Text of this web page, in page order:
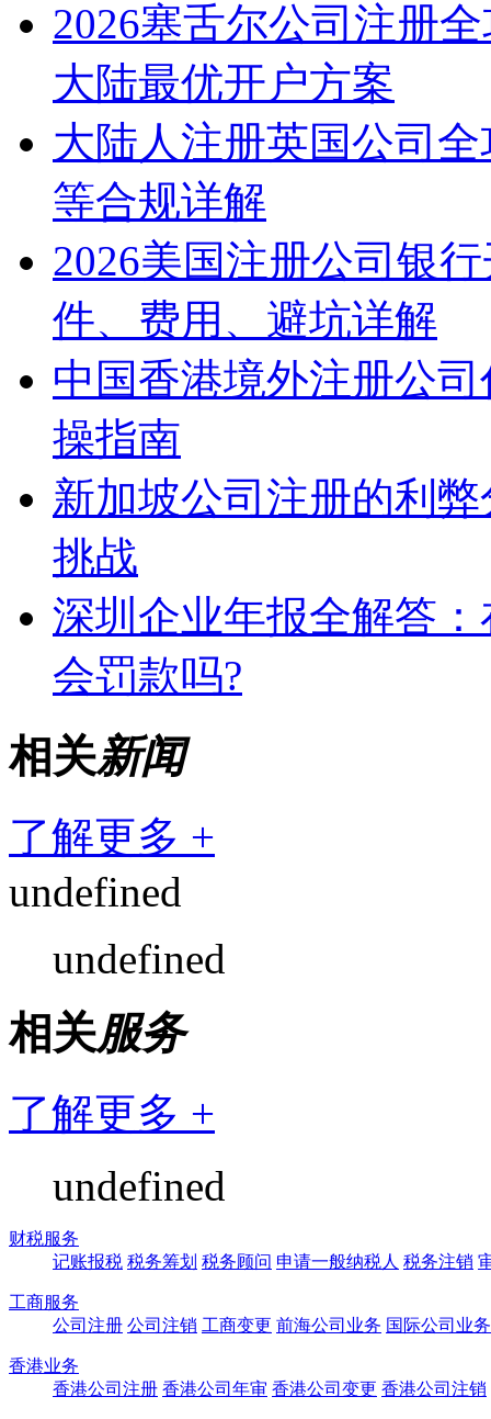
2026塞舌尔公司注册
大陆最优开户方案
大陆人注册英国公司
等合规详解
2026美国注册公司银
件、费用、避坑详解
中国香港境外注册公
操指南
新加坡公司注册的利
挑战
深圳企业年报全解答
会罚款吗?
相关新闻
了解更多 +
undefined
undefined
相关服务
了解更多 +
undefined
财税服务
记账报税 税务筹划 税务顾问 申请一般纳税人 税务注销
工商服务
公司注册 公司注销 工商变更 前海公司业务 国际公司业务
香港业务
香港公司注册 香港公司年审 香港公司变更 香港公司注销